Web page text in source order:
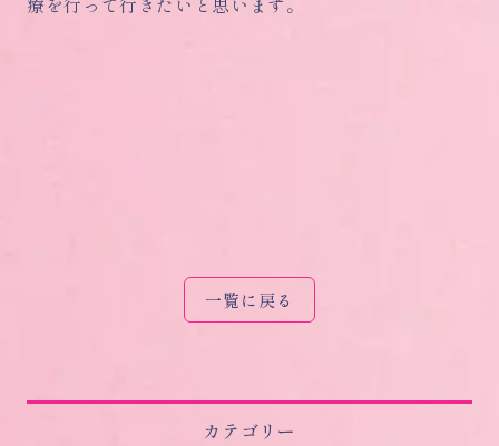
カテゴリー
一覧に戻る